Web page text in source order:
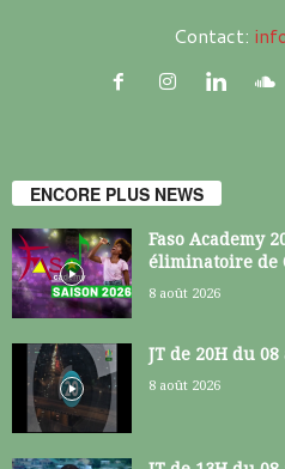
Contact:
ENCORE PLUS NEWS
Faso Academy
éliminatoire de
8 août 2026
JT de 20H du 08
8 août 2026